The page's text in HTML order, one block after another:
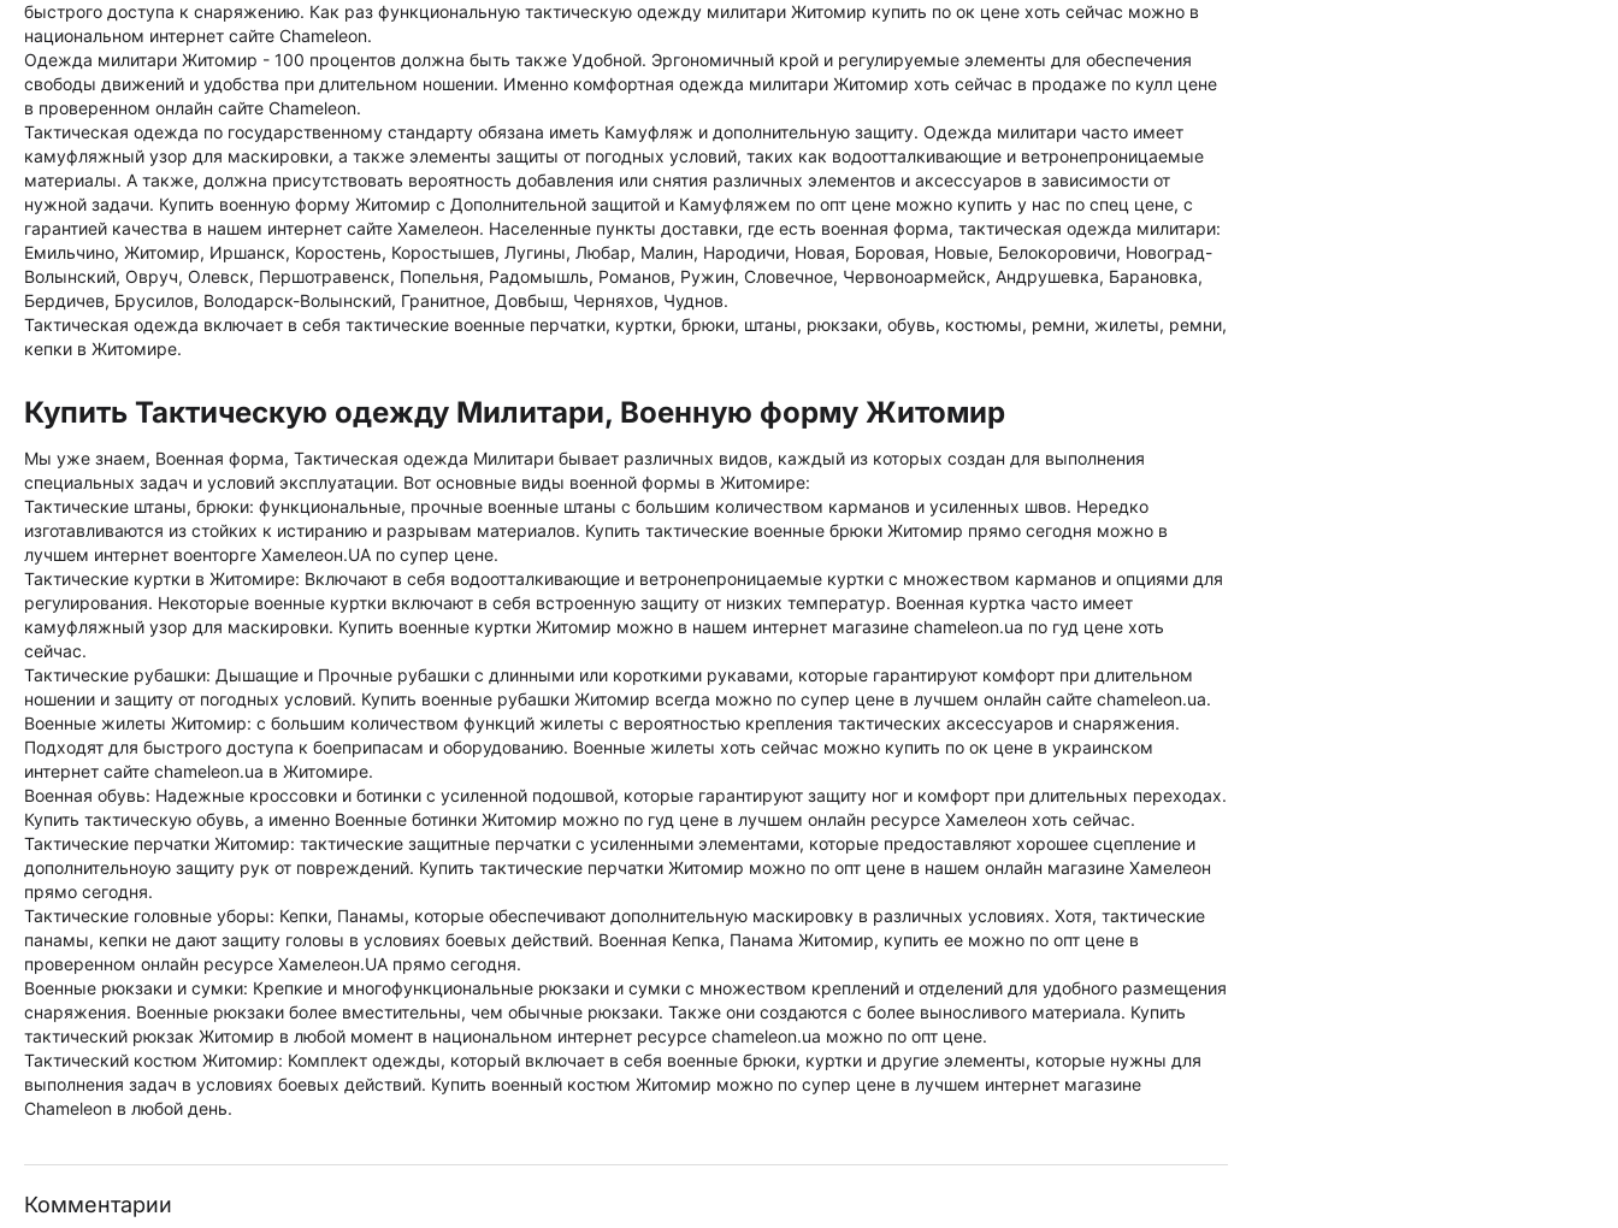
быстрого доступа к снаряжению. Как раз функциональную тактическую одежду милитари Житомир купить по ок цене хоть сейчас можно в
национальном интернет сайте Chameleon.
Одежда милитари Житомир - 100 процентов должна быть также Удобной. Эргономичный крой и регулируемые элементы для обеспечения
свободы движений и удобства при длительном ношении. Именно комфортная одежда милитари Житомир хоть сейчас в продаже по кулл цене
в проверенном онлайн сайте Chameleon.
Тактическая одежда по государственному стандарту обязана иметь Камуфляж и дополнительную защиту. Одежда милитари часто имеет
камуфляжный узор для маскировки, а также элементы защиты от погодных условий, таких как водоотталкивающие и ветронепроницаемые
материалы. А также, должна присутствовать вероятность добавления или снятия различных элементов и аксессуаров в зависимости от
нужной задачи. Купить военную форму Житомир с Дополнительной защитой и Камуфляжем по опт цене можно купить у нас по спец цене, с
гарантией качества в нашем интернет сайте Хамелеон. Населенные пункты доставки, где есть военная форма, тактическая одежда милитари:
Емильчино, Житомир, Иршанск, Коростень, Коростышев, Лугины, Любар, Малин, Народичи, Новая, Боровая, Новые, Белокоровичи, Новоград-
Волынский, Овруч, Олевск, Першотравенск, Попельня, Радомышль, Романов, Ружин, Словечное, Червоноармейск, Андрушевка, Барановка,
Бердичев, Брусилов, Володарск-Волынский, Гранитное, Довбыш, Черняхов, Чуднов.
Тактическая одежда включает в себя тактические военные перчатки, куртки, брюки, штаны, рюкзаки, обувь, костюмы, ремни, жилеты, ремни,
кепки в Житомире.
Купить Тактическую одежду Милитари, Военную форму Житомир
Мы уже знаем, Военная форма, Тактическая одежда Милитари бывает различных видов, каждый из которых создан для выполнения
специальных задач и условий эксплуатации. Вот основные виды военной формы в Житомире:
Тактические штаны, брюки: функциональные, прочные военные штаны с большим количеством карманов и усиленных швов. Нередко
изготавливаются из стойких к истиранию и разрывам материалов. Купить тактические военные брюки Житомир прямо сегодня можно в
лучшем интернет военторге Хамелеон.UA по супер цене.
Тактические куртки в Житомире: Включают в себя водоотталкивающие и ветронепроницаемые куртки с множеством карманов и опциями для
регулирования. Некоторые военные куртки включают в себя встроенную защиту от низких температур. Военная куртка часто имеет
камуфляжный узор для маскировки. Купить военные куртки Житомир можно в нашем интернет магазине chameleon.ua по гуд цене хоть
сейчас.
Тактические рубашки: Дышащие и Прочные рубашки с длинными или короткими рукавами, которые гарантируют комфорт при длительном
ношении и защиту от погодных условий. Купить военные рубашки Житомир всегда можно по супер цене в лучшем онлайн сайте chameleon.ua.
Военные жилеты Житомир: с большим количеством функций жилеты с вероятностью крепления тактических аксессуаров и снаряжения.
Подходят для быстрого доступа к боеприпасам и оборудованию. Военные жилеты хоть сейчас можно купить по ок цене в украинском
интернет сайте chameleon.ua в Житомире.
Военная обувь: Надежные кроссовки и ботинки с усиленной подошвой, которые гарантируют защиту ног и комфорт при длительных переходах.
Купить тактическую обувь, а именно Военные ботинки Житомир можно по гуд цене в лучшем онлайн ресурсе Хамелеон хоть сейчас.
Тактические перчатки Житомир: тактические защитные перчатки с усиленными элементами, которые предоставляют хорошее сцепление и
дополнительноую защиту рук от повреждений. Купить тактические перчатки Житомир можно по опт цене в нашем онлайн магазине Хамелеон
прямо сегодня.
Тактические головные уборы: Кепки, Панамы, которые обеспечивают дополнительную маскировку в различных условиях. Хотя, тактические
панамы, кепки не дают защиту головы в условиях боевых действий. Военная Кепка, Панама Житомир, купить ее можно по опт цене в
проверенном онлайн ресурсе Хамелеон.UA прямо сегодня.
Военные рюкзаки и сумки: Крепкие и многофункциональные рюкзаки и сумки с множеством креплений и отделений для удобного размещения
снаряжения. Военные рюкзаки более вместительны, чем обычные рюкзаки. Также они создаются с более выносливого материала. Купить
тактический рюкзак Житомир в любой момент в национальном интернет ресурсе chameleon.ua можно по опт цене.
Тактический костюм Житомир: Комплект одежды, который включает в себя военные брюки, куртки и другие элементы, которые нужны для
выполнения задач в условиях боевых действий. Купить военный костюм Житомир можно по супер цене в лучшем интернет магазине
Chameleon в любой день.
Комментарии